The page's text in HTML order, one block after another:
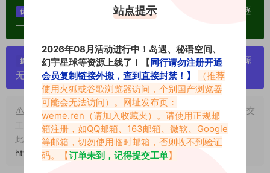
优势：
单个博主作品统一整合分享、素材高度去重复、逐
一归档方便收藏！
提示：
严禁搬运资源链接，一经发现封号处理，素材资源
无露点、需求请绕道，关闭本站网页！
申明：本文资源均来源网友分享，若侵犯了您的权限可以提交
工单处理。
此外本文章皆属于原创文章，转载请注明出处！原文链接：
https://www.abcjyw.com/1804.html
站点提示
2026年08月活动进行中！岛遇、秘语空间、
幻宇星球等资源上线了！【同行请勿注册开通
会员复制链接外搬，查到直接封禁！】
（推荐
使用火狐或谷歌浏览器访问，个别国产浏览器
可能会无法访问）。网址发布页：
weme.ren （请加入收藏夹）。请使用正规邮
箱注册，如QQ邮箱、163邮箱、微软、Google
等邮箱，切勿使用临时邮箱，否则收不到验证
码。【订单未到，记得提交工单】